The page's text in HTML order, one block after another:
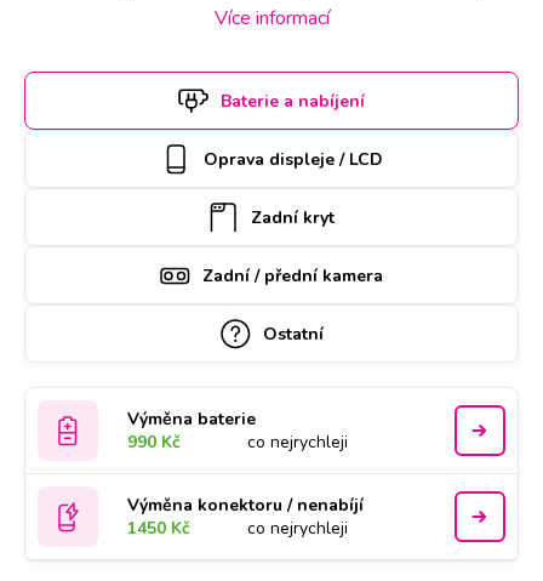
stihneme už do 30 minut, náročnější však zaberou i pár
termín a hodinu online. Samsung S6 k opravě si u vás také
může vyzvednout náš kurýr, který vám ho poté zaveze
zpět. Kvalitu práce podtrhujeme doživotní zárukou a za díly
ručíme nadstandardně 2 roky.
Více informací
Baterie a nabíjení
Oprava displeje / LCD
Zadní kryt
Zadní / přední kamera
Ostatní
Výměna baterie
990 Kč
co nejrychleji
Výměna konektoru / nenabíjí
1450 Kč
co nejrychleji